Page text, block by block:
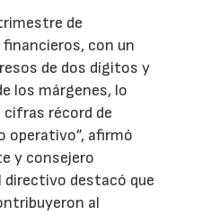
de
con un
de dos dígitos y
los márgenes, lo
cifras récord de
operativo”, afirmó
y consejero
directivo destacó que
al